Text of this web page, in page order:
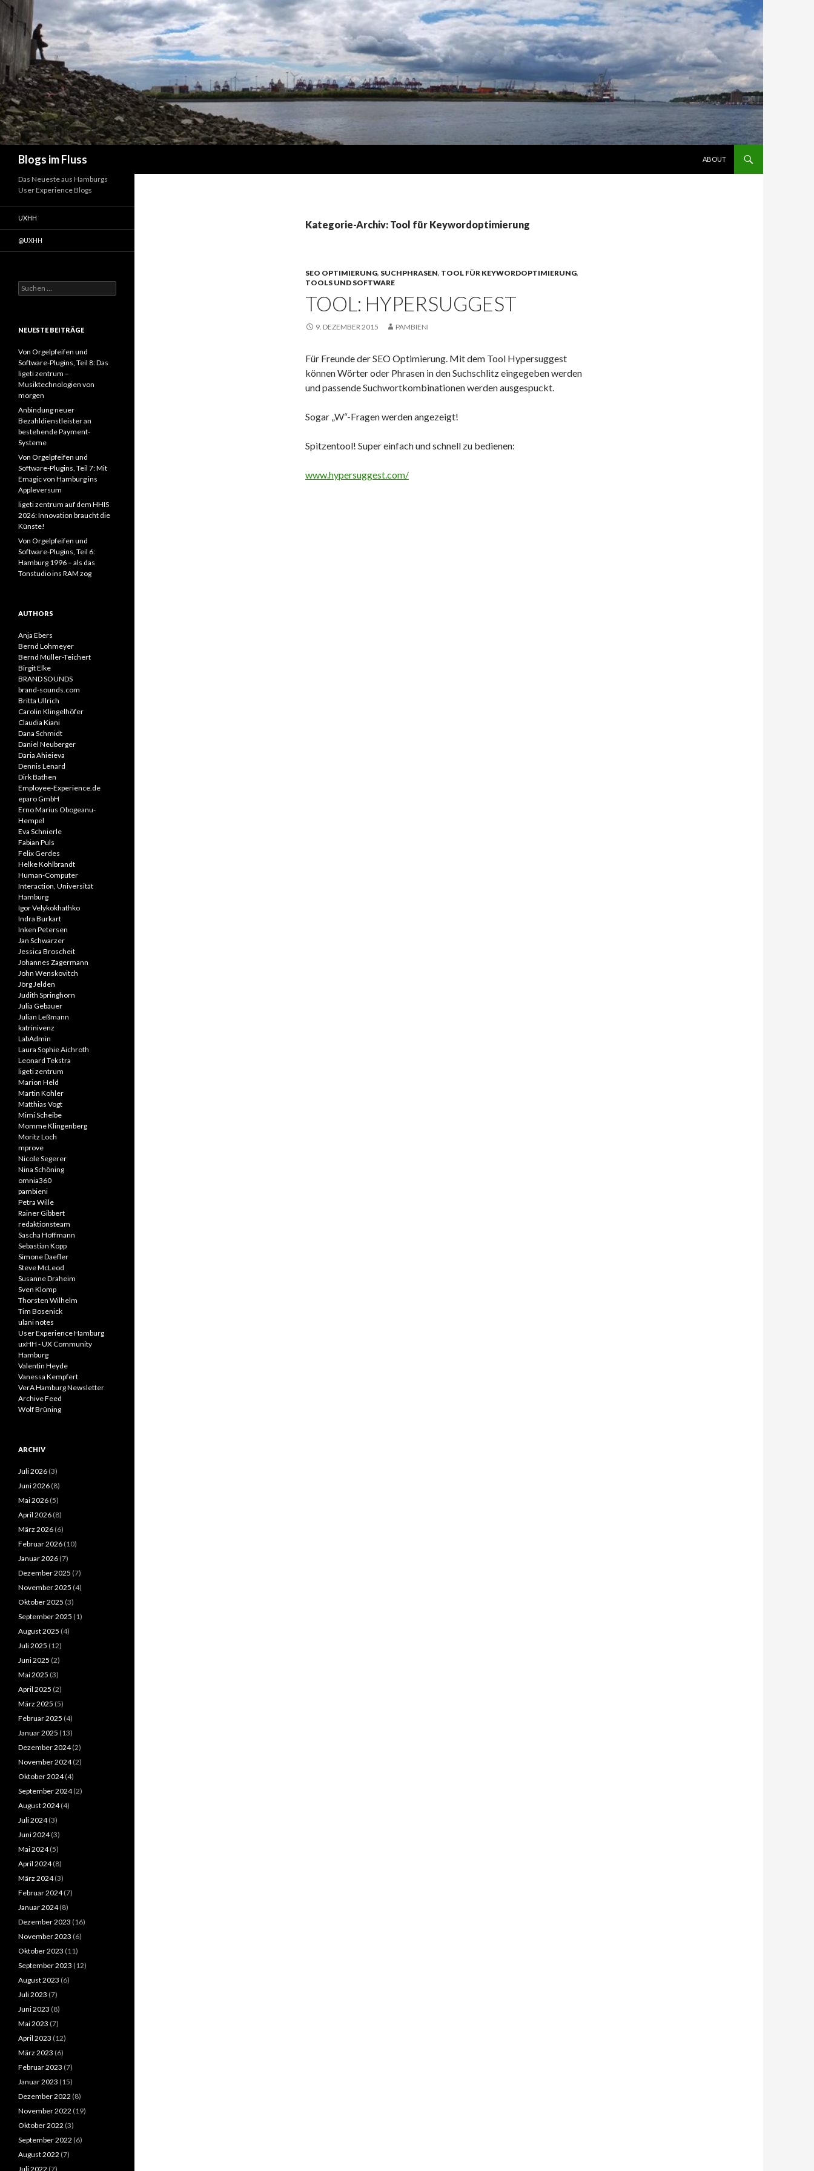
Blogs im Fluss
ABOUT
Kategorie-Archiv: Tool für Keywordoptimierung
SEO OPTIMIERUNG, SUCHPHRASEN, TOOL FÜR KEYWORDOPTIMIERUNG,
TOOLS UND SOFTWARE
TOOL: HYPERSUGGEST
9. DEZEMBER 2015 PAMBIENI
Für Freunde der SEO Optimierung. Mit dem Tool Hypersuggest
können Wörter oder Phrasen in den Suchschlitz eingegeben werden
und passende Suchwortkombinationen werden ausgespuckt.
Sogar „W“-Fragen werden angezeigt!
Spitzentool! Super einfach und schnell zu bedienen:
www.hypersuggest.com/
Das Neueste aus Hamburgs
User Experience Blogs
UXHH
@UXHH
Suchen
nach:
NEUESTE BEITRÄGE
Von Orgelpfeifen und
Software-Plugins, Teil 8: Das
ligeti zentrum –
Musiktechnologien von
morgen
Anbindung neuer
Bezahldienstleister an
bestehende Payment-
Systeme
Von Orgelpfeifen und
Software-Plugins, Teil 7: Mit
Emagic von Hamburg ins
Appleversum
ligeti zentrum auf dem HHIS
2026: Innovation braucht die
Künste!
Von Orgelpfeifen und
Software-Plugins, Teil 6:
Hamburg 1996 – als das
Tonstudio ins RAM zog
AUTHORS
Anja Ebers
Bernd Lohmeyer
Bernd Müller-Teichert
Birgit Elke
BRAND SOUNDS
brand-sounds.com
Britta Ullrich
Carolin Klingelhöfer
Claudia Kiani
Dana Schmidt
Daniel Neuberger
Daria Ahieieva
Dennis Lenard
Dirk Bathen
Employee-Experience.de
eparo GmbH
Erno Marius Obogeanu-
Hempel
Eva Schnierle
Fabian Puls
Felix Gerdes
Helke Kohlbrandt
Human-Computer
Interaction, Universität
Hamburg
Igor Velykokhathko
Indra Burkart
Inken Petersen
Jan Schwarzer
Jessica Broscheit
Johannes Zagermann
John Wenskovitch
Jörg Jelden
Judith Springhorn
Julia Gebauer
Julian Leßmann
katrinivenz
LabAdmin
Laura Sophie Aichroth
Leonard Tekstra
ligeti zentrum
Marion Held
Martin Kohler
Matthias Vogt
Mimi Scheibe
Momme Klingenberg
Moritz Loch
mprove
Nicole Segerer
Nina Schöning
omnia360
pambieni
Petra Wille
Rainer Gibbert
redaktionsteam
Sascha Hoffmann
Sebastian Kopp
Simone Daefler
Steve McLeod
Susanne Draheim
Sven Klomp
Thorsten Wilhelm
Tim Bosenick
ulani notes
User Experience Hamburg
uxHH - UX Community
Hamburg
Valentin Heyde
Vanessa Kempfert
VerA Hamburg Newsletter
Archive Feed
Wolf Brüning
ARCHIV
Juli 2026 (3)
Juni 2026 (8)
Mai 2026 (5)
April 2026 (8)
März 2026 (6)
Februar 2026 (10)
Januar 2026 (7)
Dezember 2025 (7)
November 2025 (4)
Oktober 2025 (3)
September 2025 (1)
August 2025 (4)
Juli 2025 (12)
Juni 2025 (2)
Mai 2025 (3)
April 2025 (2)
März 2025 (5)
Februar 2025 (4)
Januar 2025 (13)
Dezember 2024(2)
November 2024(2)
Oktober 2024(4)
September 2024(2)
August 2024(4)
Juli 2024(3)
Juni 2024(3)
Mai 2024(5)
April 2024(8)
März 2024(3)
Februar 2024(7)
Januar 2024(8)
Dezember 2023 (16)
November 2023 (6)
Oktober 2023 (11)
September 2023 (12)
August 2023 (6)
Juli 2023 (7)
Juni 2023 (8)
Mai 2023 (7)
April 2023 (12)
März 2023 (6)
Februar 2023 (7)
Januar 2023 (15)
Dezember 2022 (8)
November 2022 (19)
Oktober 2022 (3)
September 2022 (6)
August 2022 (7)
Juli 2022 (7)